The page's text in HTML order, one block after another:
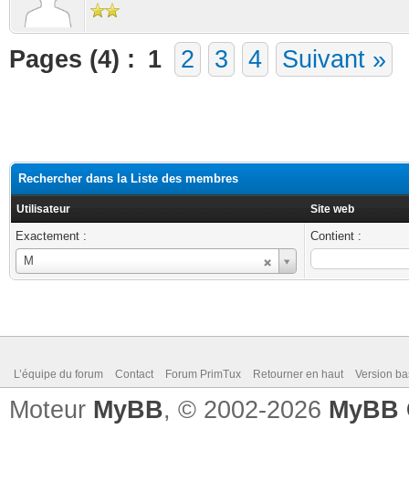
Pages (4) : 1 2 3 4 Suivant »
Rechercher dans la Liste des membres
Utilisateur Site web
Exactement :
M
Utilisateur
Contient :
L’équipe du forum Contact Forum PrimTux Retourner en haut Version
Moteur MyBB, © 2002-2026 MyBB